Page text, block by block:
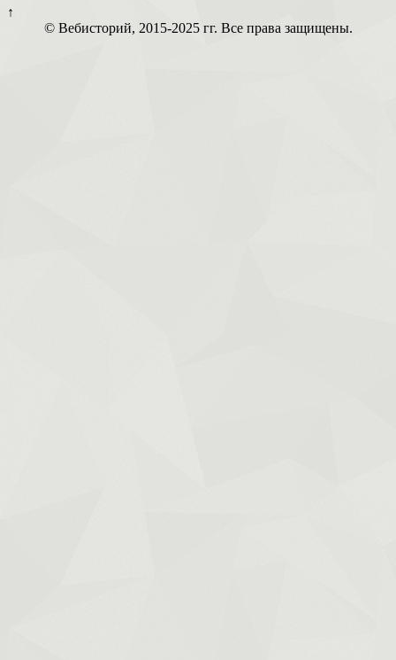
↑
© Вебисторий, 2015-2025 гг. Все права защищены.